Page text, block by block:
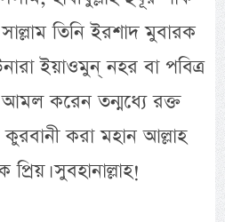
তিনি ইরশাদ মুবারক
ইয়াওমুন্ নহর বা পবিত্র
আমল করেন তন্মধ্যে রক্ত
কুরবানী করা মহান আল্লাহ
সুবহানাল্লাহ!